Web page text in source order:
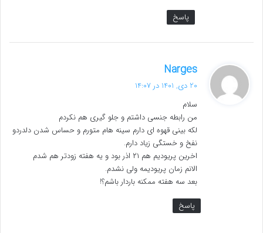
پاسخ
Narges
ف
20 دی, 1401 در 14:07
سلام
من رابطه جنسی داشتم و جلو گیری هم نکردم
لکه بینی قهوه ای دارم سینه هام متورم و حساس شدن دلدردو
نفخ و خستگی زیاد دارم.
اخرین پریودیم هم ۲۱ اذر بود و یه هفته زودتر هم شدم
الانم زمان پریودیمه ولی نشدم.
بعد سه هفته ممکنه باردار باشم؟!
پاسخ